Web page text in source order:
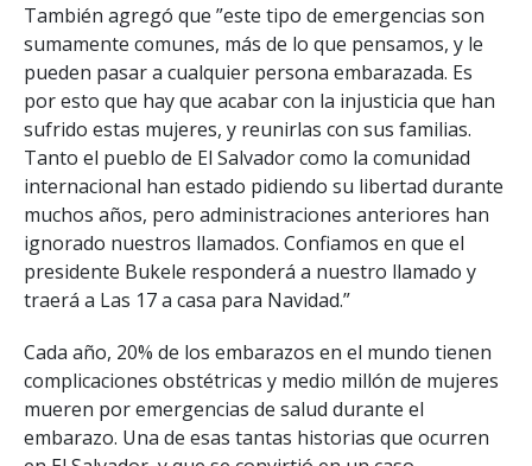
También agregó que ”este tipo de emergencias son
sumamente comunes, más de lo que pensamos, y le
pueden pasar a cualquier persona embarazada. Es
por esto que hay que acabar con la injusticia que han
sufrido estas mujeres, y reunirlas con sus familias.
Tanto el pueblo de El Salvador como la comunidad
internacional han estado pidiendo su libertad durante
muchos años, pero administraciones anteriores han
ignorado nuestros llamados. Confiamos en que el
presidente Bukele responderá a nuestro llamado y
traerá a Las 17 a casa para Navidad.”
Cada año, 20% de los embarazos en el mundo tienen
complicaciones obstétricas y medio millón de mujeres
mueren por emergencias de salud durante el
embarazo. Una de esas tantas historias que ocurren